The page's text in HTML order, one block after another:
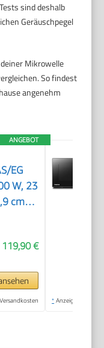
sind deshalb
Geräuschpegel
Mikrowelle
So findest
angenehm
ANGEBOT
EG
W, 23
cm
119,90 €
* Anzeige